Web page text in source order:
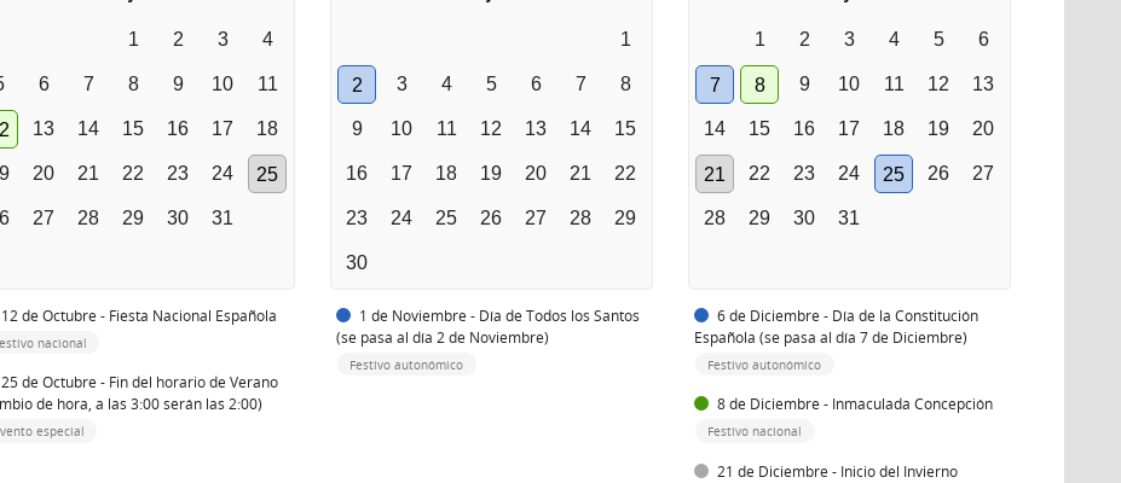
1 2 3 4
6 7 8 9 10 11
13 14 15 16 17 18
20 21 22 23 24 25
27 28 29 30 31
12 de Octubre - Fiesta Nacional Española
nacional
25 de Octubre - Fin del horario de Verano
de hora, a las 3:00 serán las 2:00)
especial
1
2 3 4 5 6 7 8
9 10 11 12 13 14 15
16 17 18 19 20 21 22
23 24 25 26 27 28 29
30
1 de Noviembre - Día de Todos los Santos
(se pasa al día 2 de Noviembre)
Festivo autonómico
1 2 3 4 5 6
7 8 9 10 11 12 13
14 15 16 17 18 19 20
21 22 23 24 25 26 27
28 29 30 31
6 de Diciembre - Día de la Constitución
Española (se pasa al día 7 de Diciembre)
Festivo autonómico
8 de Diciembre - Inmaculada Concepción
Festivo nacional
21 de Diciembre - Inicio del Invierno